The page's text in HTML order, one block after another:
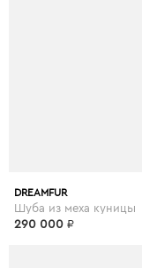
DREAMFUR
Шуба из меха куницы
290 000 ₽